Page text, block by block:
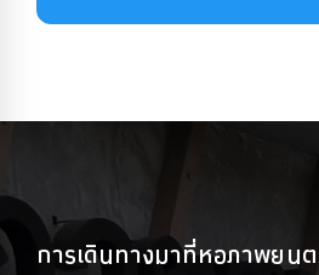
การเดินทางมาที่หอภาพยน